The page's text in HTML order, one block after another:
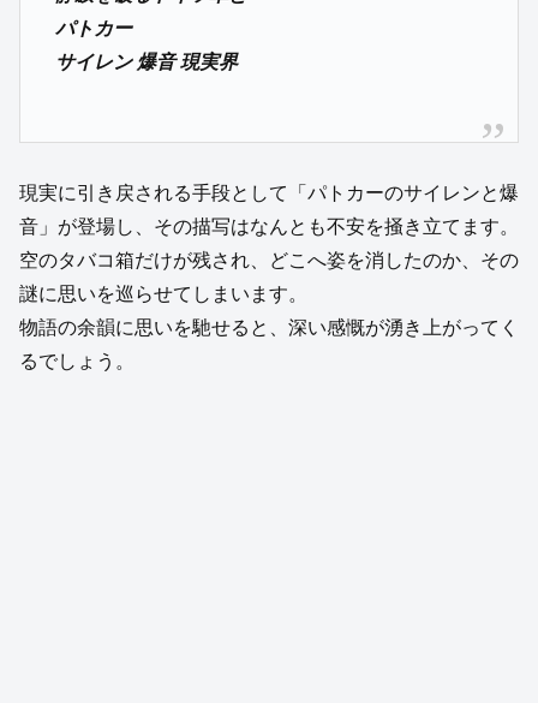
パトカー
サイレン 爆音 現実界
現実に引き戻される手段として「パトカーのサイレンと爆
音」が登場し、その描写はなんとも不安を掻き立てます。
空のタバコ箱だけが残され、どこへ姿を消したのか、その
謎に思いを巡らせてしまいます。
物語の余韻に思いを馳せると、深い感慨が湧き上がってく
るでしょう。